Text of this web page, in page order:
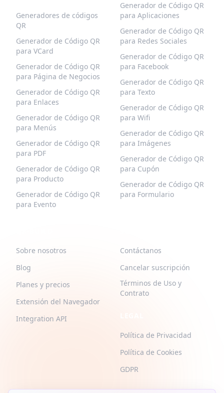
Generadores de códigos
QR
Generador de Código QR
para VCard
Generador de Código QR
para Página de Negocios
Generador de Código QR
para Enlaces
Generador de Código QR
para Menús
Generador de Código QR
para PDF
Generador de Código QR
para Producto
Generador de Código QR
para Evento
Generador de Código QR
para Aplicaciones
Generador de Código QR
para Redes Sociales
Generador de Código QR
para Facebook
Generador de Código QR
para Texto
Generador de Código QR
para Wifi
Generador de Código QR
para Imágenes
Generador de Código QR
para Cupón
Generador de Código QR
para Formulario
Sobre nosotros
Blog
Planes y precios
Extensión del Navegador
Integration API
Contáctanos
Cancelar suscripción
Términos de Uso y
Contrato
Política de Privacidad
Política de Cookies
GDPR